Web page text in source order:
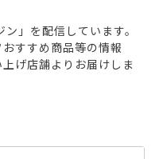
」を配信しています。
すすめ商品等の情報
げ店舗よりお届けしま